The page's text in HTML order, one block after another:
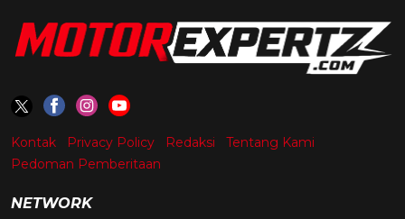
Kontak Privacy Policy Redaksi
Tentang Kami
Pedoman Pemberitaan
NETWORK